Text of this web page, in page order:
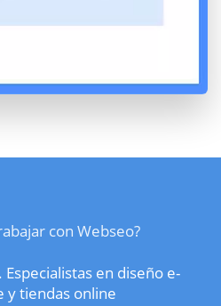
con Webseo?
en diseño e-
y tiendas online